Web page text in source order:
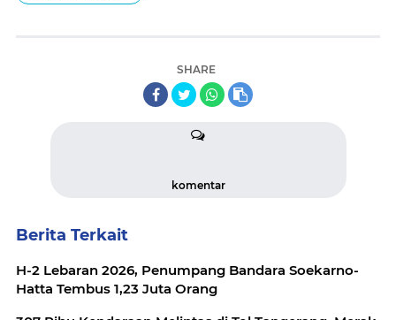
SHARE
komentar
Berita Terkait
H-2 Lebaran 2026, Penumpang Bandara Soekarno-
Hatta Tembus 1,23 Juta Orang